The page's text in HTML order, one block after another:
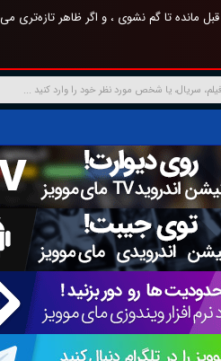
مانده تا گم نشوی ، و اگر ظاهر تازه‌تری